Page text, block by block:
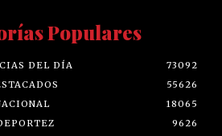
Populares
DEL DÍA
73092
55626
18065
9626